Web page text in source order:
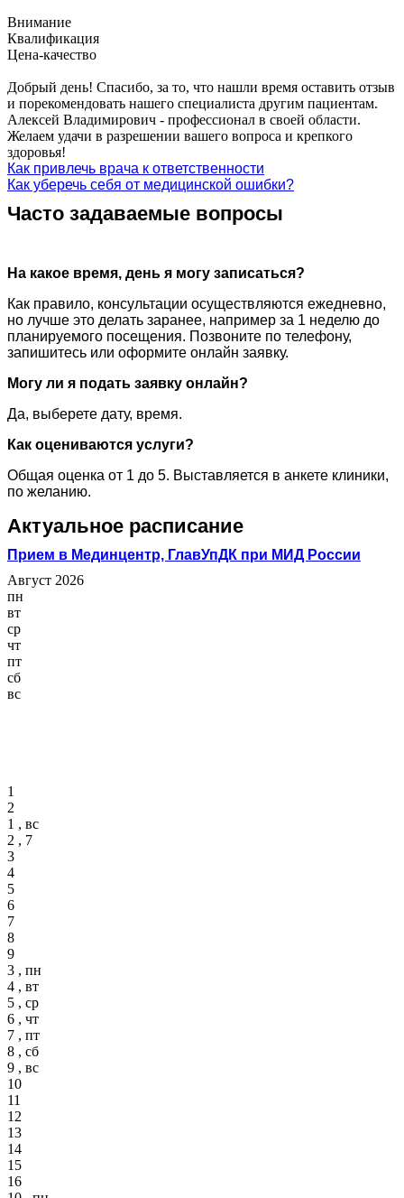
Внимание
Квалификация
Цена-качество
Добрый день! Спасибо, за то, что нашли время оставить отзыв
и порекомендовать нашего специалиста другим пациентам.
Алексей Владимирович - профессионал в своей области.
Желаем удачи в разрешении вашего вопроса и крепкого
здоровья!
Как привлечь врача к ответственности
Как уберечь себя от медицинской ошибки?
Часто задаваемые вопросы
На какое время, день я могу записаться?
Как правило, консультации осуществляются ежедневно,
но лучше это делать заранее, например за 1 неделю до
планируемого посещения. Позвоните по телефону,
запишитесь или оформите онлайн заявку.
Могу ли я подать заявку онлайн?
Да, выберете дату, время.
Как оцениваются услуги?
Общая оценка от 1 до 5. Выставляется в анкете клиники,
по желанию.
Актуальное расписание
Прием в Мединцентр, ГлавУпДК при МИД России
Август 2026
пн
вт
ср
чт
пт
сб
вс
1
2
1 , вс
2 , 7
3
4
5
6
7
8
9
3 , пн
4 , вт
5 , ср
6 , чт
7 , пт
8 , сб
9 , вс
10
11
12
13
14
15
16